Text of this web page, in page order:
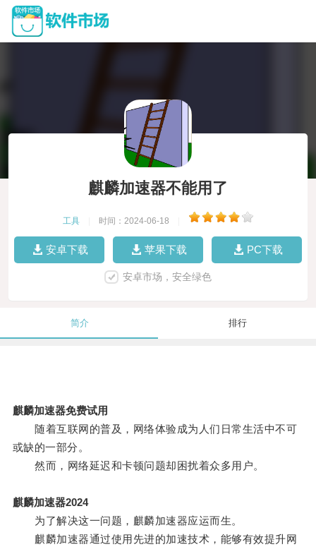
麒麟加速器不能用了
工具 时间：2024-06-18
安卓下载 苹果下载 PC下载
安卓市场，安全绿色
简介 排行
麒麟加速器免费试用
随着互联网的普及，网络体验成为人们日常生活中不可
或缺的一部分。
然而，网络延迟和卡顿问题却困扰着众多用户。
麒麟加速器2024
为了解决这一问题，麒麟加速器应运而生。
麒麟加速器通过使用先进的加速技术，能够有效提升网